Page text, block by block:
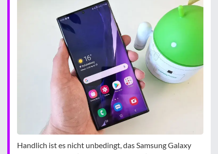
Handlich ist es nicht unbedingt, das Samsung Galaxy